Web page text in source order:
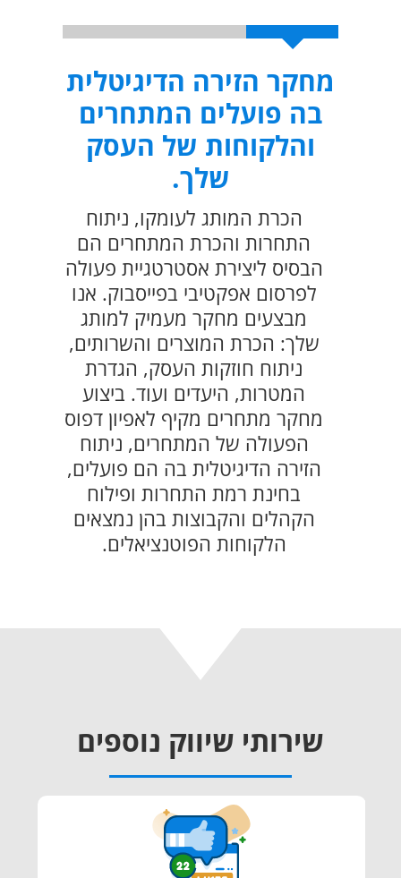
מחקר הזירה הדיגיטלית
בה פועלים המתחרים
והלקוחות של העסק
שלך.
הכרת המותג לעומקו, ניתוח
התחרות והכרת המתחרים הם
הבסיס ליצירת אסטרטגיית פעולה
לפרסום אפקטיבי בפייסבוק. אנו
מבצעים מחקר מעמיק למותג
שלך: הכרת המוצרים והשרותים,
ניתוח חוזקות העסק, הגדרת
המטרות, היעדים ועוד. ביצוע
מחקר מתחרים מקיף לאפיון דפוס
הפעולה של המתחרים, ניתוח
הזירה הדיגיטלית בה הם פועלים,
בחינת רמת התחרות ופילוח
הקהלים והקבוצות בהן נמצאים
הלקוחות הפוטנציאלים.
שירותי שיווק נוספים